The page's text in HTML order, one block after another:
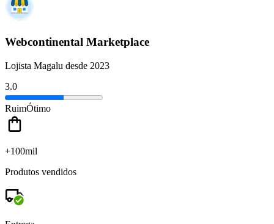
Webcontinental Marketplace
Lojista Magalu desde 2023
3.0
RuimÓtimo
+100mil
Produtos vendidos